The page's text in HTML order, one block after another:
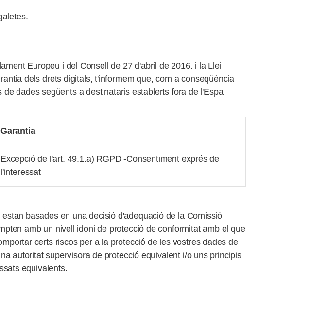
Europeu i del Consell de 27 d'abril de 2016, i la Llei
dels drets digitals, t'informem que, com a conseqüència
dades següents a destinataris establerts fora de l'Espai
Garantia
Excepció de l'art. 49.1.a) RGPD -Consentiment exprés de
l'interessat
basades en una decisió d'adequació de la Comissió
amb un nivell idoni de protecció de conformitat amb el que
certs riscos per a la protecció de les vostres dades de
autoritat supervisora de protecció equivalent i/o uns principis
equivalents.